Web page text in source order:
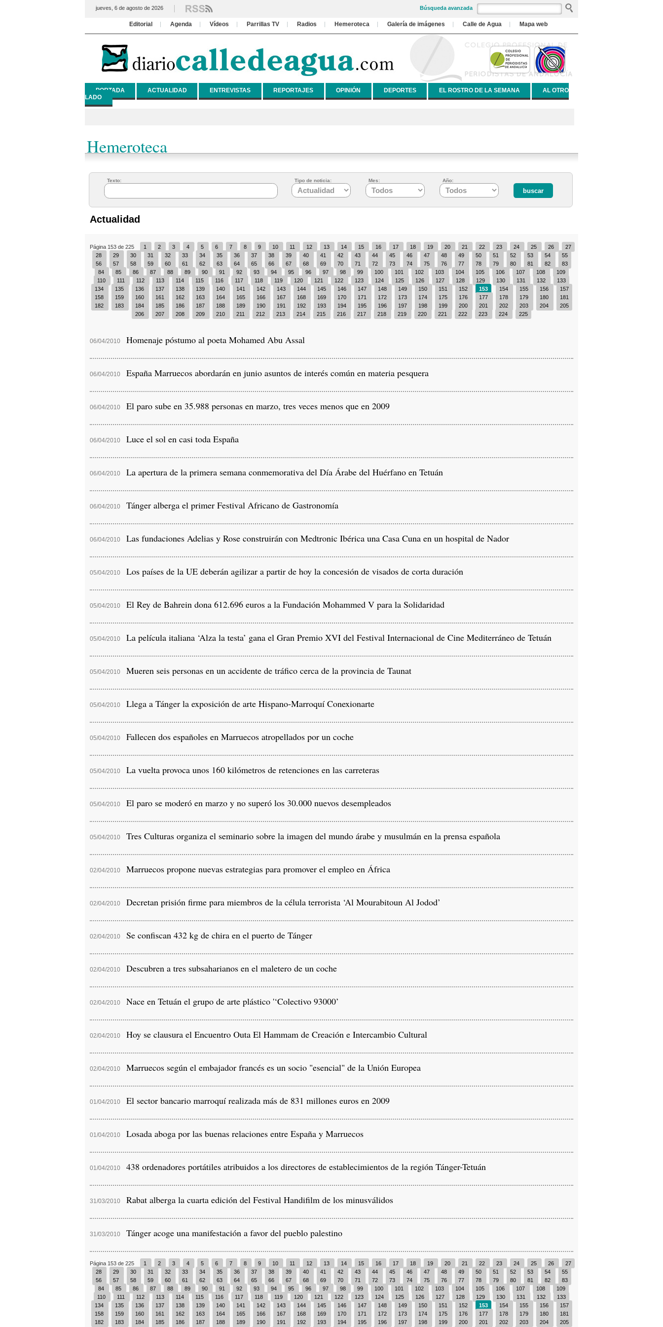
jueves, 6 de agosto de 2026 Búsqueda avanzada
Editorial Agenda Vídeos Parrillas TV Radios Hemeroteca Galería de imágenes Calle de Agua Mapa web
PORTADA ACTUALIDAD ENTREVISTAS REPORTAJES OPINIÓN DEPORTES EL ROSTRO DE LA SEMANA
AL OTRO
LADO
Hemeroteca
Texto: Tipo de noticia: Mes: Año:
Actualidad
Página 153 de 225 1 2 3 4 5 6 7 8 9 10 11 12 13 14 15 16 17 18 19 20 21 22 23 24 25 26
27
28
29 30 31 32 33 34 35 36 37 38 39 40 41 42 43 44 45 46 47 48 49 50 51 52 53 54
55
56
57 58 59 60 61 62 63 64 65 66 67 68 69 70 71 72 73 74 75 76 77 78 79 80 81 82
83
84
85 86 87 88 89 90 91 92 93 94 95 96 97 98 99 100 101 102 103 104 105 106 107 108
109
110
111 112 113 114 115 116 117 118 119 120 121 122 123 124 125 126 127 128 129 130 131 132
133
134
135 136 137 138 139 140 141 142 143 144 145 146 147 148 149 150 151 152 153 154 155 156
157
158
159 160 161 162 163 164 165 166 167 168 169 170 171 172 173 174 175 176 177 178 179 180
181
182
183 184 185 186 187 188 189 190 191 192 193 194 195 196 197 198 199 200 201 202 203 204
205
206
207 208 209 210 211 212 213 214 215 216 217 218 219 220 221 222 223 224 225
06/04/2010 Homenaje póstumo al poeta Mohamed Abu Assal
06/04/2010 España Marruecos abordarán en junio asuntos de interés común en materia pesquera
06/04/2010 El paro sube en 35.988 personas en marzo, tres veces menos que en 2009
06/04/2010 Luce el sol en casi toda España
06/04/2010 La apertura de la primera semana conmemorativa del Día Árabe del Huérfano en Tetuán
06/04/2010 Tánger alberga el primer Festival Africano de Gastronomía
06/04/2010 Las fundaciones Adelias y Rose construirán con Medtronic Ibérica una Casa Cuna en un hospital de Nador
05/04/2010 Los países de la UE deberán agilizar a partir de hoy la concesión de visados de corta duración
05/04/2010 El Rey de Bahrein dona 612.696 euros a la Fundación Mohammed V para la Solidaridad
05/04/2010 La película italiana ‘Alza la testa’ gana el Gran Premio XVI del Festival Internacional de Cine Mediterráneo de Tetuán
05/04/2010 Mueren seis personas en un accidente de tráfico cerca de la provincia de Taunat
05/04/2010 Llega a Tánger la exposición de arte Hispano-Marroquí Conexionarte
05/04/2010 Fallecen dos españoles en Marruecos atropellados por un coche
05/04/2010 La vuelta provoca unos 160 kilómetros de retenciones en las carreteras
05/04/2010 El paro se moderó en marzo y no superó los 30.000 nuevos desempleados
05/04/2010 Tres Culturas organiza el seminario sobre la imagen del mundo árabe y musulmán en la prensa española
02/04/2010 Marruecos propone nuevas estrategias para promover el empleo en África
02/04/2010 Decretan prisión firme para miembros de la célula terrorista ‘Al Mourabitoun Al Jodod’
02/04/2010 Se confiscan 432 kg de chira en el puerto de Tánger
02/04/2010 Descubren a tres subsaharianos en el maletero de un coche
02/04/2010 Nace en Tetuán el grupo de arte plástico '‘Colectivo 93000’
02/04/2010 Hoy se clausura el Encuentro Outa El Hammam de Creación e Intercambio Cultural
02/04/2010 Marruecos según el embajador francés es un socio "esencial" de la Unión Europea
01/04/2010 El sector bancario marroquí realizada más de 831 millones euros en 2009
01/04/2010 Losada aboga por las buenas relaciones entre España y Marruecos
01/04/2010 438 ordenadores portátiles atribuidos a los directores de establecimientos de la región Tánger-Tetuán
31/03/2010 Rabat alberga la cuarta edición del Festival Handifilm de los minusválidos
31/03/2010 Tánger acoge una manifestación a favor del pueblo palestino
Página 153 de 225 1 2 3 4 5 6 7 8 9 10 11 12 13 14 15 16 17 18 19 20 21 22 23 24 25 26
27
28
29 30 31 32 33 34 35 36 37 38 39 40 41 42 43 44 45 46 47 48 49 50 51 52 53 54
55
56
57 58 59 60 61 62 63 64 65 66 67 68 69 70 71 72 73 74 75 76 77 78 79 80 81 82
83
84
85 86 87 88 89 90 91 92 93 94 95 96 97 98 99 100 101 102 103 104 105 106 107 108
109
110
111 112 113 114 115 116 117 118 119 120 121 122 123 124 125 126 127 128 129 130 131 132
133
134
135 136 137 138 139 140 141 142 143 144 145 146 147 148 149 150 151 152 153 154 155 156
157
158
159 160 161 162 163 164 165 166 167 168 169 170 171 172 173 174 175 176 177 178 179 180
181
182
183 184 185 186 187 188 189 190 191 192 193 194 195 196 197 198 199 200 201 202 203 204 205